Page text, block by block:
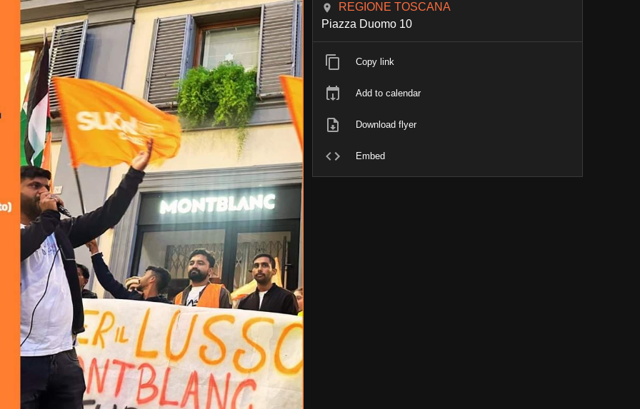
REGIONE TOSCANA
Piazza Duomo 10
Copy link
Add to calendar
Download flyer
Embed